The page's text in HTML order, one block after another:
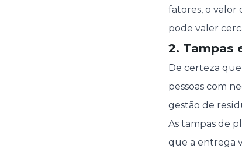
fatores, o valor
pode valer
2. Tampas
De certeza
pessoas com
gestão de
As tampas de
que a entrega